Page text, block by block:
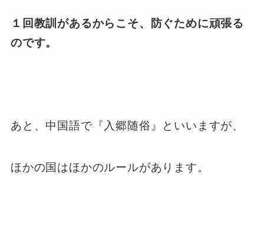
１回教訓があるからこそ、防ぐために頑張る
のです。
あと、中国語で『入郷随俗』といいますが、
ほかの国はほかのルールがあります。